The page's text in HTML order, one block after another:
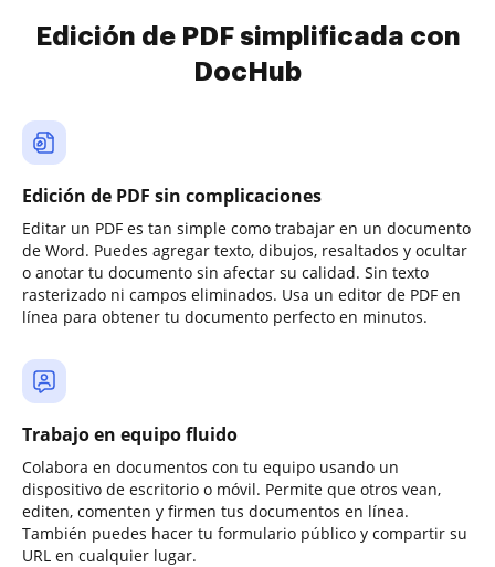
Edición de PDF simplificada con
DocHub
Edición de PDF sin complicaciones
Editar un PDF es tan simple como trabajar en un documento
de Word. Puedes agregar texto, dibujos, resaltados y ocultar
o anotar tu documento sin afectar su calidad. Sin texto
rasterizado ni campos eliminados. Usa un editor de PDF en
línea para obtener tu documento perfecto en minutos.
Trabajo en equipo fluido
Colabora en documentos con tu equipo usando un
dispositivo de escritorio o móvil. Permite que otros vean,
editen, comenten y firmen tus documentos en línea.
También puedes hacer tu formulario público y compartir su
URL en cualquier lugar.